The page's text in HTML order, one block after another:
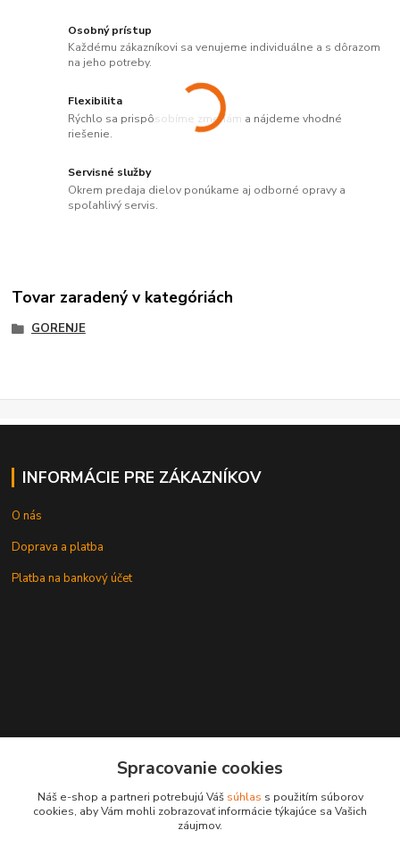
Osobný prístup
Každému zákazníkovi sa venujeme individuálne a s dôrazom
na jeho potreby.
Flexibilita
Rýchlo sa prispôsobíme zmenám a nájdeme vhodné
riešenie.
Servisné služby
Okrem predaja dielov ponúkame aj odborné opravy a
spoľahlivý servis.
Tovar zaradený v kategóriách
GORENJE
INFORMÁCIE PRE ZÁKAZNÍKOV
O nás
Doprava a platba
Platba na bankový účet
leksunsro@gmail.com
Spracovanie cookies
Náš e-shop a partneri potrebujú Váš súhlas s použitím súborov
cookies, aby Vám mohli zobrazovať informácie týkajúce sa Vašich
záujmov.